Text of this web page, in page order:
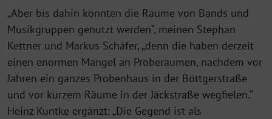
„Aber bis dahin könnten die Räume von Bands und
Musikgruppen genutzt werden“, meinen Stephan
Kettner und Markus Schäfer, „denn die haben derzeit
einen enormen Mangel an Proberäumen, nachdem vor
Jahren ein ganzes Probenhaus in der Böttgerstraße
und vor kurzem Räume in der Jäckstraße wegfielen.“
Heinz Kuntke ergänzt: „Die Gegend ist als